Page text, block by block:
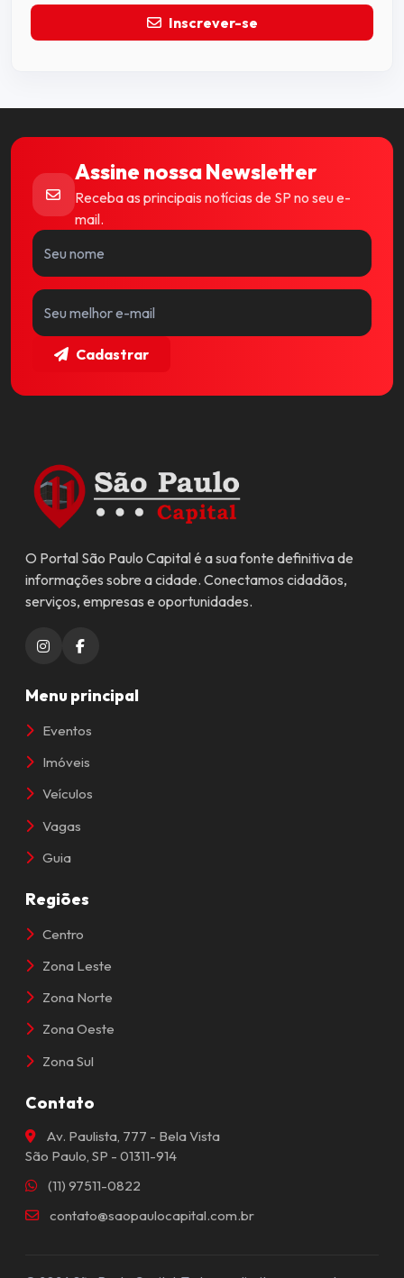
Inscrever-se
Assine nossa Newsletter
Receba as principais notícias de SP no seu e-
mail.
Cadastrar
O Portal São Paulo Capital é a sua fonte definitiva de
informações sobre a cidade. Conectamos cidadãos,
serviços, empresas e oportunidades.
Menu principal
Eventos
Imóveis
Veículos
Vagas
Guia
Regiões
Centro
Zona Leste
Zona Norte
Zona Oeste
Zona Sul
Contato
Av. Paulista, 777 - Bela Vista
São Paulo, SP - 01311-914
(11) 97511-0822
contato@saopaulocapital.com.br